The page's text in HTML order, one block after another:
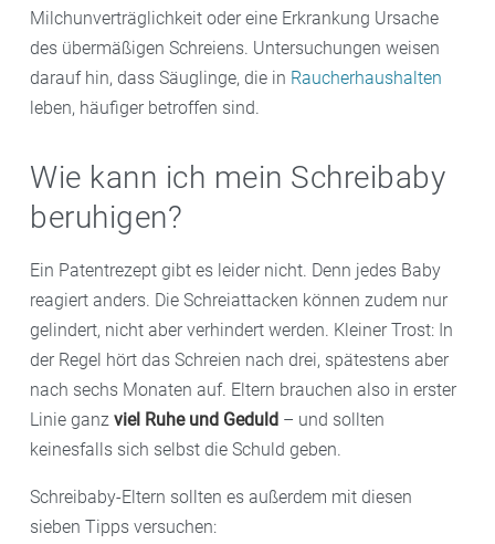
Milchunverträglichkeit oder eine Erkrankung Ursache
des übermäßigen Schreiens. Untersuchungen weisen
darauf hin, dass Säuglinge, die in Raucherhaushalten
leben, häufiger betroffen sind.
Wie kann ich mein Schreibaby
beruhigen?
Ein Patentrezept gibt es leider nicht. Denn jedes Baby
reagiert anders. Die Schreiattacken können zudem nur
gelindert, nicht aber verhindert werden. Kleiner Trost: In
der Regel hört das Schreien nach drei, spätestens aber
nach sechs Monaten auf. Eltern brauchen also in erster
Linie ganz viel Ruhe und Geduld – und sollten
keinesfalls sich selbst die Schuld geben.
Schreibaby-Eltern sollten es außerdem mit diesen
sieben Tipps versuchen: